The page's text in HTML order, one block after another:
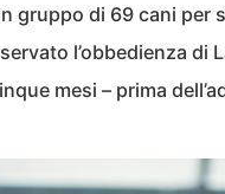
gruppo di 69 cani per
l’obbedienza di
mesi – prima